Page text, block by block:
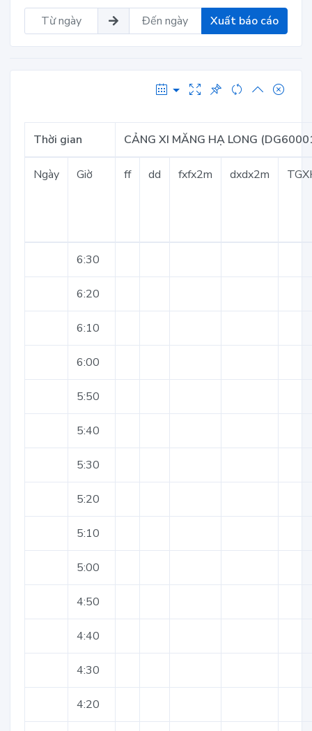
Xuất báo cáo
Thời gian CẢNG XI MĂNG HẠ LONG
Ngày Giờ ff dd fxfx2m dxdx2m
6:30
6:20
6:10
6:00
5:50
5:40
5:30
5:20
5:10
5:00
4:50
4:40
4:30
4:20